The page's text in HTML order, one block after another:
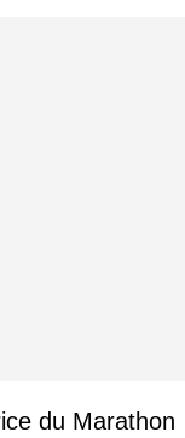
du Marathon